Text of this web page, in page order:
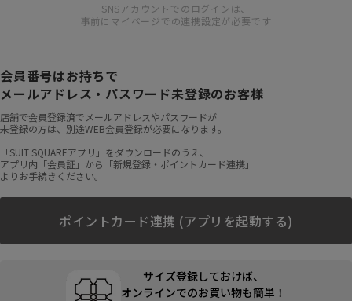
SNSアカウントでのログインは、
事前にマイページでの連携設定が必要です
会員番号はお持ちで
メールアドレス・パスワード未登録のお客様
店舗で会員登録済でメールアドレスやパスワードが
未登録の方は、別途WEB会員登録が必要になります。
「SUIT SQUAREアプリ」をダウンロードのうえ、
アプリ内「会員証」から「新規登録・ポイントカード連携」
よりお手続きください。
ポイントカード連携 (アプリを起動する)
サイズ登録しておけば、
オンラインでのお買い物も簡単！